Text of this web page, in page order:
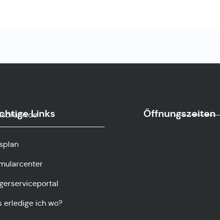
Links
erledige ich wo?
Öffnungszeiten